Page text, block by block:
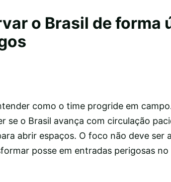
o Brasil de forma
como o time progride em
se o Brasil avança com circulação
abrir espaços. O foco não deve ser
posse em entradas perigosas